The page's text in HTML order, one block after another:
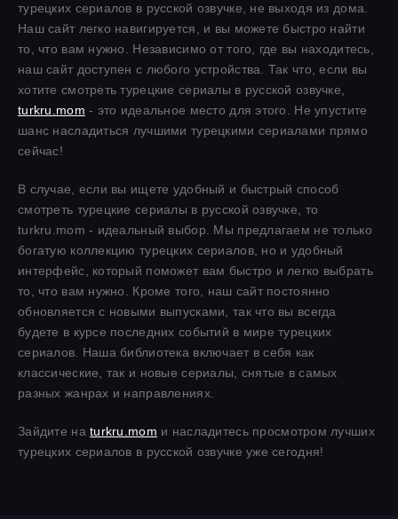
турецких сериалов в русской озвучке, не выходя из дома.
Наш сайт легко навигируется, и вы можете быстро найти
то, что вам нужно. Независимо от того, где вы находитесь,
наш сайт доступен с любого устройства. Так что, если вы
хотите смотреть турецкие сериалы в русской озвучке,
turkru.mom - это идеальное место для этого. Не упустите
шанс насладиться лучшими турецкими сериалами прямо
сейчас!
В случае, если вы ищете удобный и быстрый способ
смотреть турецкие сериалы в русской озвучке, то
turkru.mom - идеальный выбор. Мы предлагаем не только
богатую коллекцию турецких сериалов, но и удобный
интерфейс, который поможет вам быстро и легко выбрать
то, что вам нужно. Кроме того, наш сайт постоянно
обновляется с новыми выпусками, так что вы всегда
будете в курсе последних событий в мире турецких
сериалов. Наша библиотека включает в себя как
классические, так и новые сериалы, снятые в самых
разных жанрах и направлениях.
Зайдите наturkru.mom и насладитесь просмотром лучших
турецких сериалов в русской озвучке уже сегодня!